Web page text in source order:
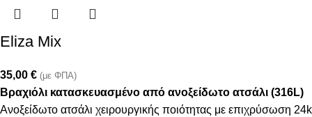
Eliza Mix
35,00 € (με ΦΠΑ)
Βραχιόλι κατασκευασμένο από ανοξείδωτο ατσάλι (316L)
Ανοξείδωτο ατσάλι χειρουργικής ποιότητας με επιχρύσωση 24k